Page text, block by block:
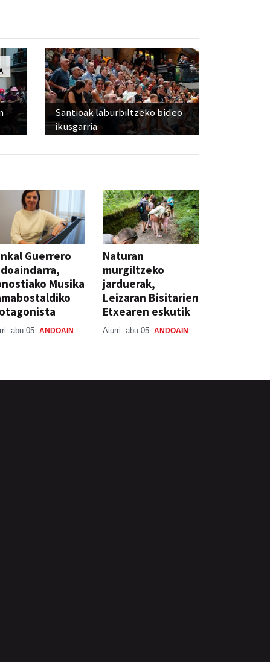
Santioak laburbiltzeko bideo
ikusgarria
Guerrero
Musika
abu 05 ANDOAIN
Naturan
murgiltzeko
jarduerak,
Leizaran Bisitarien
Etxearen eskutik
Aiurri abu 05 ANDOAIN